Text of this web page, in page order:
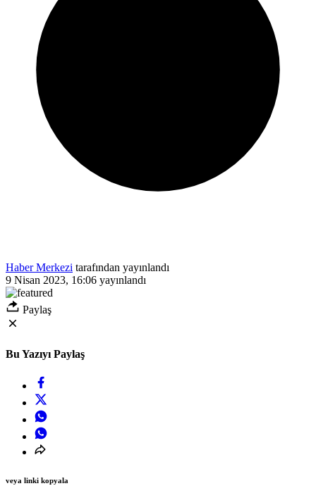
Haber Merkezi tarafından yayınlandı
9 Nisan 2023, 16:06 yayınlandı
Paylaş
Bu Yazıyı Paylaş
veya linki kopyala